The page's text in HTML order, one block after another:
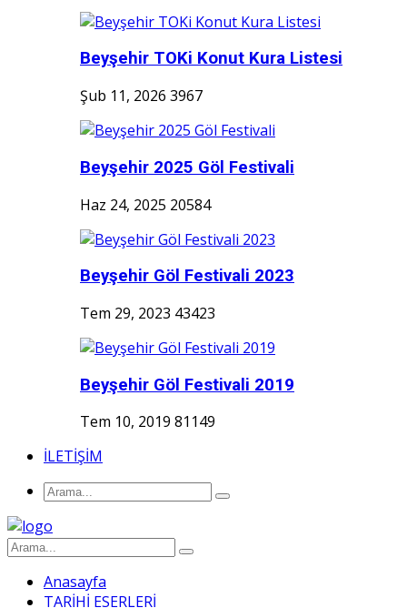
Beyşehir TOKi Konut Kura Listesi
Şub 11, 2026 3967
Beyşehir 2025 Göl Festivali
Haz 24, 2025 20584
Beyşehir Göl Festivali 2023
Tem 29, 2023 43423
Beyşehir Göl Festivali 2019
Tem 10, 2019 81149
İLETİŞİM
Anasayfa
TARİHİ ESERLERİ